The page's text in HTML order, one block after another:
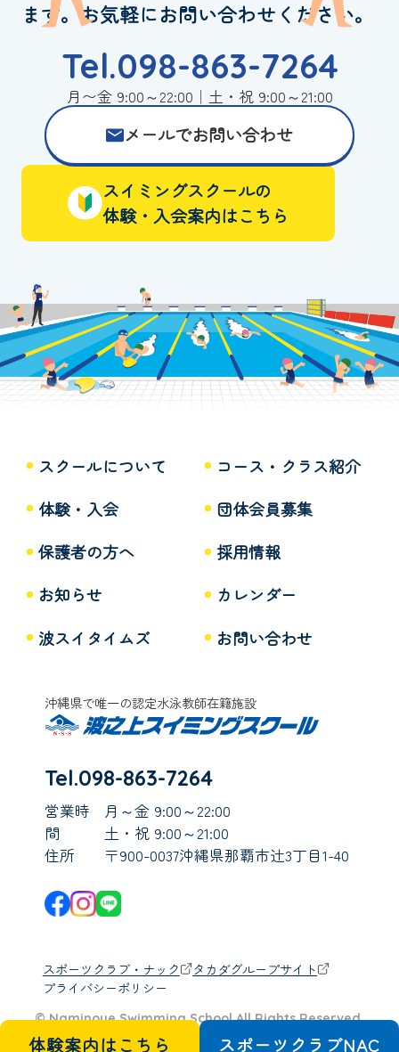
ます。お気軽にお問い合わせください。
Tel.098-863-7264
月〜金 9:00～22:00｜土・祝 9:00～21:00
メールでお問い合わせ
スイミングスクールの
体験・入会案内はこちら
体験案内はこちら スポーツクラブNAC
スクールについて
コース・クラス紹介
体験・入会
団体会員募集
保護者の方へ
採用情報
お知らせ
カレンダー
波スイタイムズ
お問い合わせ
沖縄県で唯一の認定水泳教師在籍施設
Tel.098-863-7264
営業時
間
月～金 9:00～22:00
土・祝 9:00～21:00
住所
〒900-0037沖縄県那覇市辻3丁目1-40
スポーツクラブ・ナック
タカダグループサイト
プライバシーポリシー
© Naminoue Swimming School All Rights Reserved.